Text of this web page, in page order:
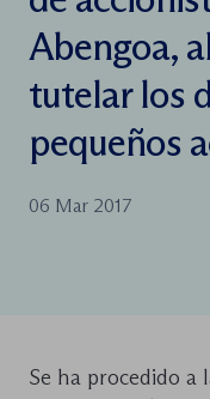
Abengoa,
tutelar los
pequeños
06 Mar 2017
Se ha procedido a